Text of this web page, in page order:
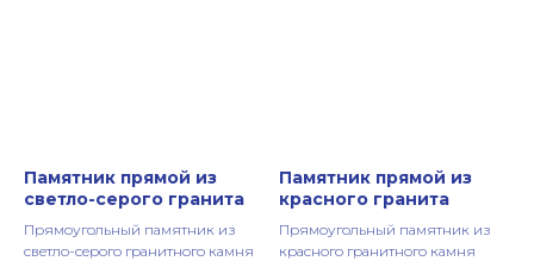
Памятник прямой из
светло-серого гранита
Прямоугольный памятник из
светло-серого гранитного камня
Памятник прямой из
красного гранита
Прямоугольный памятник из
красного гранитного камня